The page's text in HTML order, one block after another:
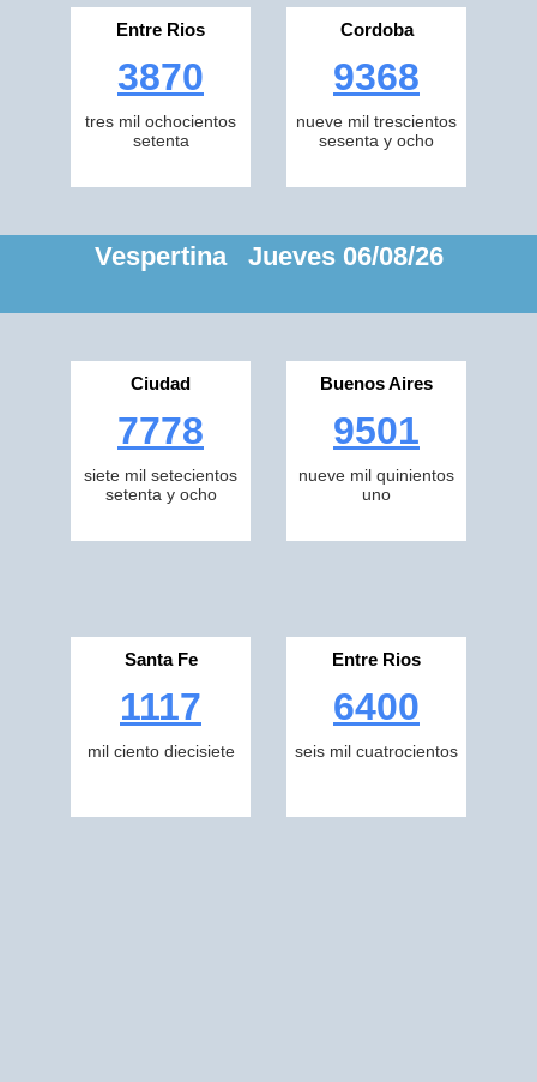
Entre Rios
3870
tres mil ochocientos
setenta
Cordoba
9368
nueve mil trescientos
sesenta y ocho
Vespertina Jueves 06/08/26
Ciudad
7778
siete mil setecientos
setenta y ocho
Buenos Aires
9501
nueve mil quinientos
uno
Santa Fe
1117
mil ciento diecisiete
Entre Rios
6400
seis mil cuatrocientos